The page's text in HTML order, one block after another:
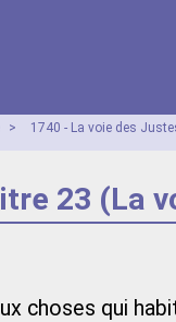
>
1740 - La voie des
23 (La
choses qui